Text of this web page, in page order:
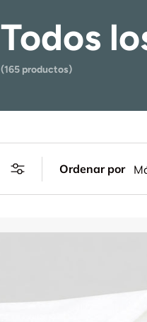
Todos
(165 productos)
Ordenar por